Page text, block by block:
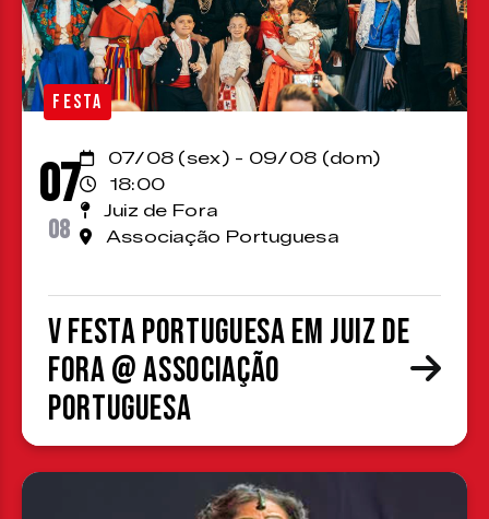
FESTA
07
08
07/08 (sex) - 09/08 (dom)
18:00
Juiz de Fora
Associação Portuguesa
V Festa Portuguesa em Juiz de
Fora @ Associação
Portuguesa